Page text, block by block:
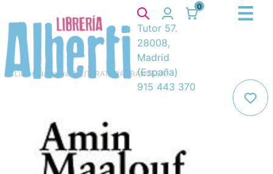
0
Tutor 57.
28008,
Madrid
(España)
915 443 370
Libros Narrativa/ 8. LITERATURA FRANCESA/